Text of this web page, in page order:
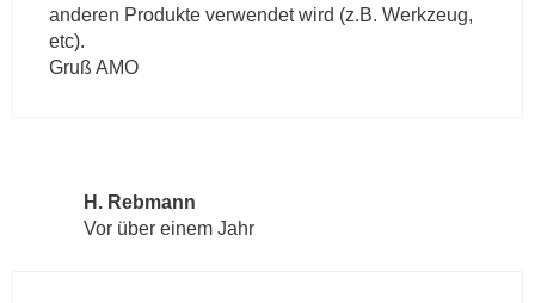
anderen Produkte verwendet wird (z.B. Werkzeug,
etc).
Gruß AMO
H. Rebmann
Vor über einem Jahr